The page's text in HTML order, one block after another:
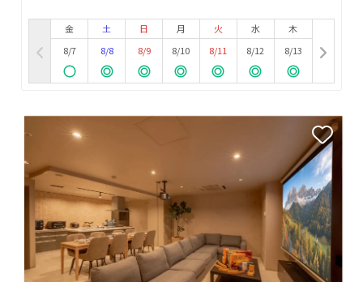
金
8/7
土
8/8
日
8/9
月
8/10
火
8/11
水
8/12
木
8/13